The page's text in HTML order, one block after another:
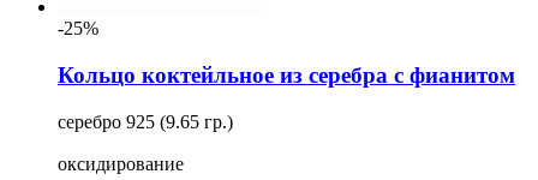
-25%
Кольцо коктейльное из серебра с фианитом
серебро 925 (9.65 гр.)
оксидирование